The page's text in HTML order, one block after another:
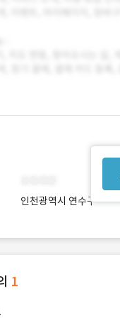
인천광역시 연수구
1